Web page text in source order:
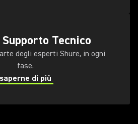
Tecnico
degli esperti Shure, in ogni
fase.
saperne di più